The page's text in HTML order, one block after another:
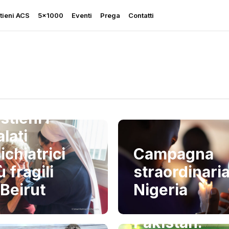
Religiosa
Perseguitati più che mai
Ascolta le sue grida
Sostegno all’Ucraina
ACS 5×1000 Eventi Prega Contatti
i
fragili
Campagna
Nigeria
Pakistan: